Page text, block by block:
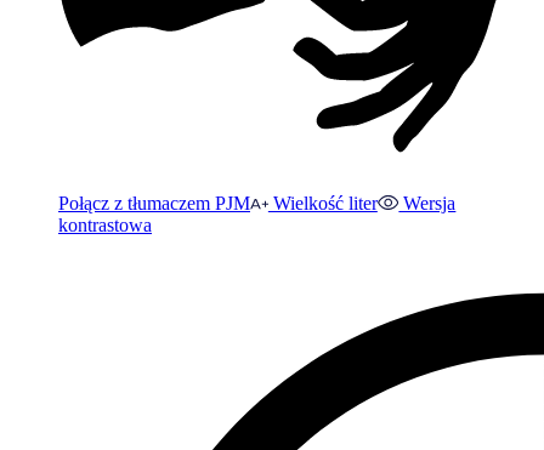
Połącz z tłumaczem PJM Wielkość liter
Wersja
kontrastowa